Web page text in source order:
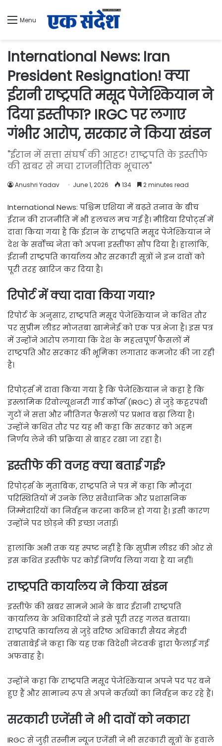
Menu
International News: Iran
President Resignation! क्या
ईरानी राष्ट्रपति मसूद पेजेश्कियान ने
दिया इस्तीफा? IRGC पर लगाए
गंभीर आरोप, सरकार ने किया खंडन
"ईरान में सत्ता संघर्ष की आहट! राष्ट्रपति के इस्तीफे
की खबर से मचा राजनीतिक भूचाल"
Anushri Yadav June 1, 2026 134 2 minutes read
International News: पश्चिम एशिया में बढ़ते तनाव के बीच
ईरान की राजनीति में भी हलचल मच गई है। मीडिया रिपोर्ट्स में
दावा किया गया है कि ईरान के राष्ट्रपति मसूद पेजेश्कियान ने
देश के सर्वोच्च नेता को अपना इस्तीफा सौंप दिया है। हालांकि,
ईरानी राष्ट्रपति कार्यालय और सरकारी सूत्रों ने इन दावों को
पूरी तरह खारिज कर दिया है।
रिपोर्ट में क्या दावा किया गया?
रिपोर्ट के अनुसार, राष्ट्रपति मसूद पेजेश्कियान ने कथित तौर
पर सुप्रीम लीडर मोजतबा खामेनेई को एक पत्र भेजा है। इस पत्र
में उन्होंने आरोप लगाया कि देश के महत्वपूर्ण फैसलों में
राष्ट्रपति और सरकार की भूमिका लगातार कमजोर की जा रही
है।
रिपोर्ट्स में दावा किया गया है कि पेजेश्कियान ने कहा है कि
इस्लामिक रिवोल्यूशनरी गार्ड कॉर्प्स (IRGC) से जुड़े कट्टरपंथी
गुटों ने सत्ता और नीतिगत फैसलों पर प्रभाव बढ़ा लिया है।
उन्होंने कथित तौर पर यह भी कहा कि सरकार को अहम
निर्णय लेने की प्रक्रिया से बाहर रखा जा रहा है।
इस्तीफे की वजह क्या बताई गई?
रिपोर्ट्स के मुताबिक, राष्ट्रपति ने पत्र में कहा कि मौजूदा
परिस्थितियों में उनके लिए संवैधानिक और प्रशासनिक
जिम्मेदारियों का निर्वहन करना कठिन हो गया है। इसी कारण
उन्होंने पद छोड़ने की इच्छा जताई।
हालांकि अभी तक यह स्पष्ट नहीं है कि सुप्रीम लीडर की ओर से
इस कथित इस्तीफे पर कोई निर्णय लिया गया है या नहीं।
राष्ट्रपति कार्यालय ने किया खंडन
इस्तीफे की खबर सामने आने के बाद ईरानी राष्ट्रपति
कार्यालय के अधिकारियों ने इसे पूरी तरह गलत बताया।
राष्ट्रपति कार्यालय से जुड़े वरिष्ठ अधिकारी सैयद मेहदी
तबाताबेई ने कहा कि यह एक विदेशी नेटवर्क द्वारा फैलाई गई
अफवाह है।
उन्होंने कहा कि राष्ट्रपति मसूद पेजेश्कियान अपने पद पर बने
हुए हैं और सामान्य रूप से अपने कर्तव्यों का निर्वहन कर रहे हैं।
सरकारी एजेंसी ने भी दावों को नकारा
IRGC से जुड़ी तस्नीम न्यूज एजेंसी ने भी सरकारी सूत्रों के हवाले